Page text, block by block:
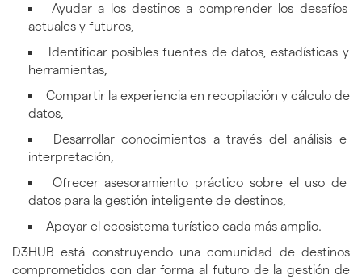
Ayudar a los destinos a comprender los desafíos
actuales y futuros,
Identificar posibles fuentes de datos, estadísticas y
herramientas,
Compartir la experiencia en recopilación y cálculo de
datos,
Desarrollar conocimientos a través del análisis e
interpretación,
Ofrecer asesoramiento práctico sobre el uso de
datos para la gestión inteligente de destinos,
Apoyar el ecosistema turístico cada más amplio.
D3HUB está construyendo una comunidad de destinos
comprometidos con dar forma al futuro de la gestión de